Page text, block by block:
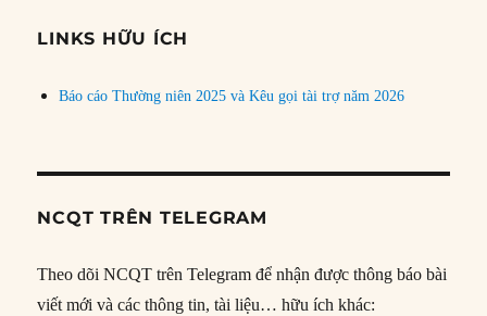
đề
LINKS HỮU ÍCH
Báo cáo Thường niên 2025 và Kêu gọi tài trợ năm 2026
NCQT TRÊN TELEGRAM
Theo dõi NCQT trên Telegram để nhận được thông báo bài
viết mới và các thông tin, tài liệu… hữu ích khác: